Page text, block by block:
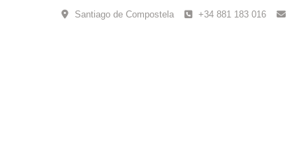
Santiago de Compostela +34 881 183 016